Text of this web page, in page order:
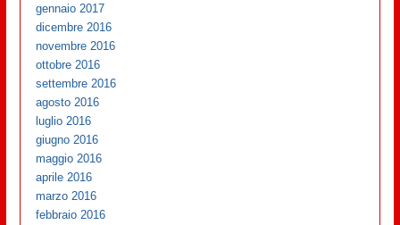
gennaio 2017
dicembre 2016
novembre 2016
ottobre 2016
settembre 2016
agosto 2016
luglio 2016
giugno 2016
maggio 2016
aprile 2016
marzo 2016
febbraio 2016